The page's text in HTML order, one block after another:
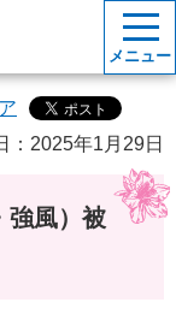
メニュー
：2025年1月29日
強風）被